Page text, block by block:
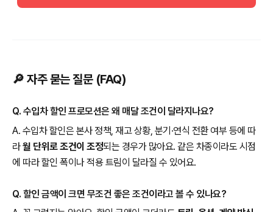
🔎 자주 묻는 질문 (FAQ)
Q. 수입차 할인 프로모션은 왜 매달 조건이 달라지나요?
A. 수입차 할인은 본사 정책, 재고 상황, 분기·연식 전환 여부 등에 따
라월 단위로 조건이 조정되는 경우가 많아요. 같은 차종이라도 시점
에 따라 할인 폭이나 적용 트림이 달라질 수 있어요.
Q. 할인 금액이 크면 무조건 좋은 조건이라고 볼 수 있나요?